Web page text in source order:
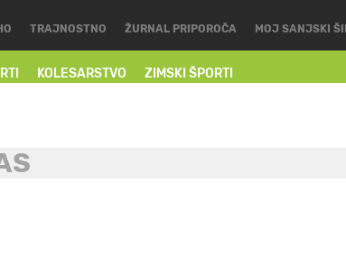
KOLESARSTVO ZIMSKI ŠPORTI
TRAJNOSTNO ŽURNAL PRIPOROČA MOJ SANJSKI